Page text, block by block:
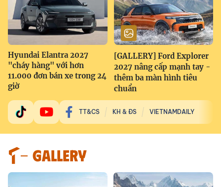
Hyundai Elantra 2027
"cháy hàng" với hơn
11.000 đơn bán xe trong 24
giờ
[GALLERY] Ford Explorer
2027 nâng cấp mạnh tay -
thêm ba màn hình tiêu
chuẩn
TT&CS KH & ĐS VIETNAMDAILY
GALLERY